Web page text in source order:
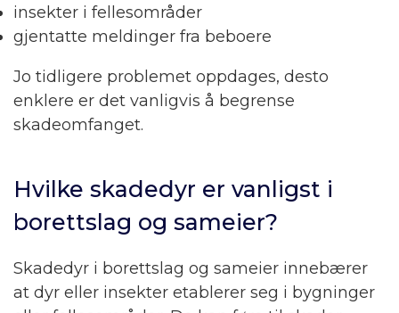
insekter i fellesområder
gjentatte meldinger fra beboere
Jo tidligere problemet oppdages, desto
enklere er det vanligvis å begrense
skadeomfanget.
Hvilke skadedyr er vanligst i
borettslag og sameier?
Skadedyr i borettslag og sameier innebærer
at dyr eller insekter etablerer seg i bygninger